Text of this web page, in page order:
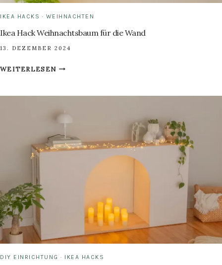
IKEA HACKS · WEIHNACHTEN
Ikea Hack Weihnachtsbaum für die Wand
13. DEZEMBER 2024
WEITERLESENIKEA
DIE
WAND
DIY EINRICHTUNG · IKEA HACKS